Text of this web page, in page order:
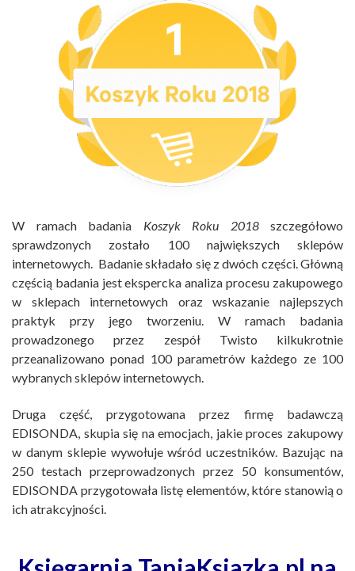
W ramach badania Koszyk Roku 2018szczegółowo
sprawdzonych zostało 100 największych sklepów
internetowych. Badanie składało się z dwóch części. Główną
częścią badania jest ekspercka analiza procesu zakupowego
w sklepach internetowych oraz wskazanie najlepszych
praktyk przy jego tworzeniu. W ramach badania
prowadzonego przez zespół Twisto kilkukrotnie
przeanalizowano ponad 100 parametrów każdego ze 100
wybranych sklepów internetowych.
Druga część, przygotowana przez firmę badawczą
EDISONDA, skupia się na emocjach, jakie proces zakupowy
w danym sklepie wywołuje wśród uczestników. Bazując na
250 testach przeprowadzonych przez 50 konsumentów,
EDISONDA przygotowała listę elementów, które stanowią o
ich atrakcyjności.